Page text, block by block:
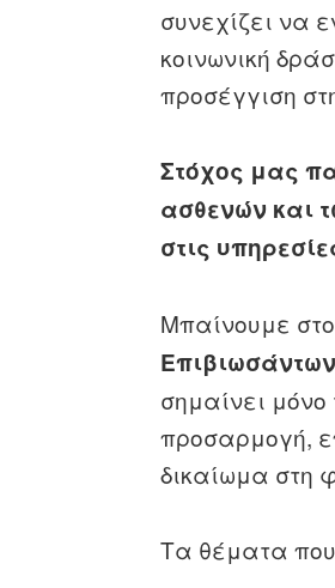
συνεχίζει να
κοινωνική
προσέγγιση
Στόχος μας
ασθενών και
στις
Μπαίνουμε
σημαίνει
προσαρμογή,
δικαίωμα στη
Τα θέματα